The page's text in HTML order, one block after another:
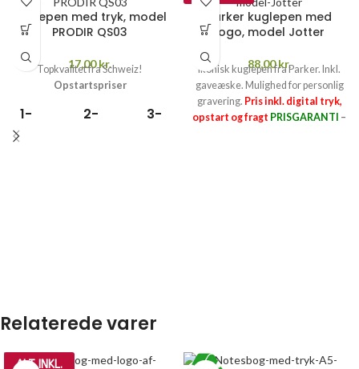
Kuglepen med tryk, model
PRODIR QS03
17,00kr.
Topkvalitet fra Schweiz!
Opstartspriser
1-
2-
3-
4-
Parker kuglepen med
logo, model Jotter
88,00kr.
Ikonisk kuglepen fra Parker. Inkl.
gaveæske. Mulighed for personlig
gravering. Pris inkl. digital tryk,
opstart og fragt PRISGARANTI –
Relaterede varer
ALT INKL.